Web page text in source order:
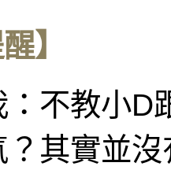
】
不教小D
？其實並